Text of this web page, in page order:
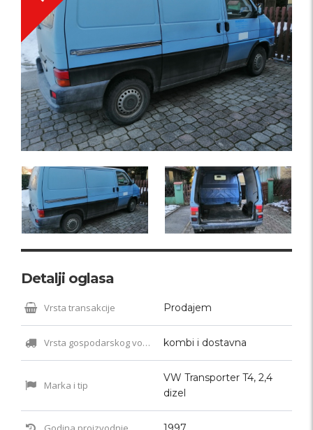
Detalji oglasa
Vrsta transakcije Prodajem
Vrsta gospodarskog vozila kombi i dostavna
Marka i tip
VW Transporter T4, 2,4
dizel